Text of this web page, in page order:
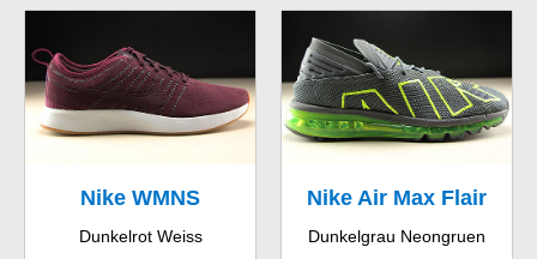
Nike WMNS
Dualtone Racer SE
Dunkelrot Weiss
Nike Air Max Flair
Dunkelgrau Neongruen